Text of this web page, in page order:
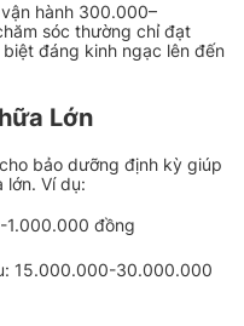
hành 300.000–
sóc thường chỉ đạt
đáng kinh ngạc lên đến
Lớn
bảo dưỡng định kỳ giúp
Ví dụ:
1.000.000 đồng
15.000.000-30.000.000